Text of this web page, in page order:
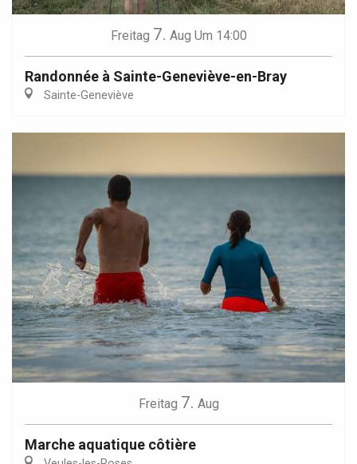
Freitag 7. Aug Um 14:00
Randonnée à Sainte-Geneviève-en-Bray
Sainte-Geneviève
Freitag 7. Aug
Marche aquatique côtière